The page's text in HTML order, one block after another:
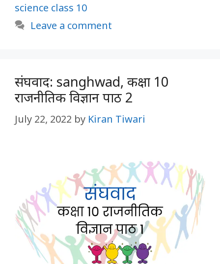
science class 10
Leave a comment
संघवाद: sanghwad, कक्षा 10
राजनीतिक विज्ञान पाठ 2
July 22, 2022 by Kiran Tiwari